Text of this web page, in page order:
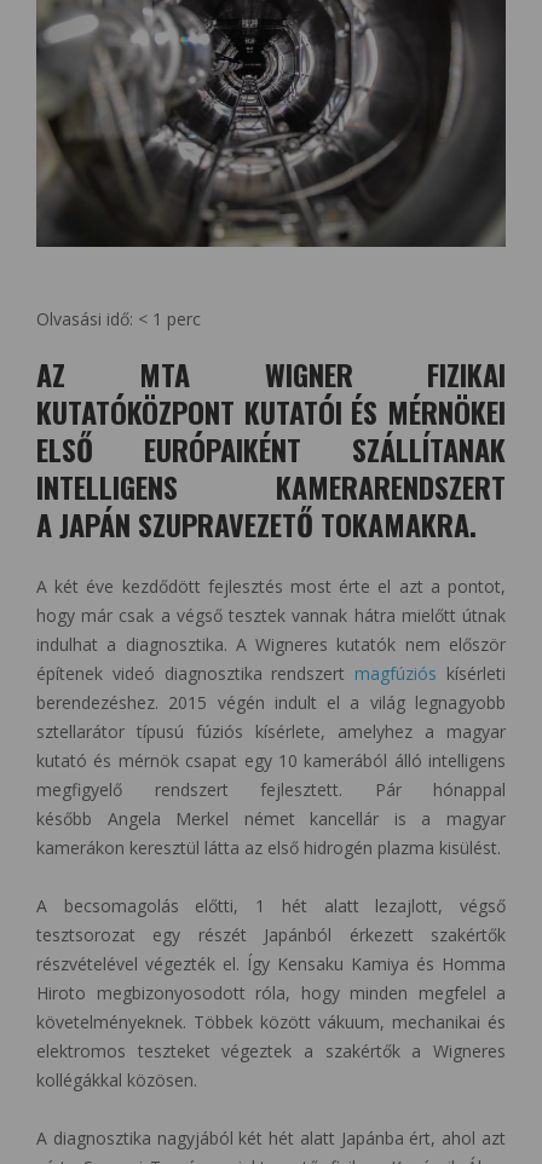
Olvasási idő: < 1 perc
AZ MTA WIGNER FIZIKAI
KUTATÓKÖZPONT KUTATÓI ÉS MÉRNÖKEI
ELSŐ EURÓPAIKÉNT SZÁLLÍTANAK
INTELLIGENS KAMERARENDSZERT
A JAPÁN SZUPRAVEZETŐ TOKAMAKRA.
A két éve kezdődött fejlesztés most érte el azt a pontot,
hogy már csak a végső tesztek vannak hátra mielőtt útnak
indulhat a diagnosztika. A Wigneres kutatók nem először
építenek videó diagnosztika rendszert magfúziós kísérleti
berendezéshez. 2015 végén indult el a világ legnagyobb
sztellarátor típusú fúziós kísérlete, amelyhez a magyar
kutató és mérnök csapat egy 10 kamerából álló intelligens
megfigyelő rendszert fejlesztett. Pár hónappal
később Angela Merkel német kancellár is a magyar
kamerákon keresztül látta az első hidrogén plazma kisülést.
A becsomagolás előtti, 1 hét alatt lezajlott, végső
tesztsorozat egy részét Japánból érkezett szakértők
részvételével végezték el. Így Kensaku Kamiya és Homma
Hiroto megbizonyosodott róla, hogy minden megfelel a
követelményeknek. Többek között vákuum, mechanikai és
elektromos teszteket végeztek a szakértők a Wigneres
kollégákkal közösen.
A diagnosztika nagyjából két hét alatt Japánba ért, ahol azt